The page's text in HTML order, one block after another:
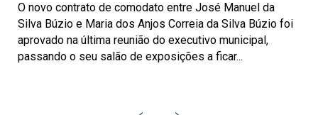
O novo contrato de comodato entre José Manuel da
Silva Búzio e Maria dos Anjos Correia da Silva Búzio foi
aprovado na última reunião do executivo municipal,
passando o seu salão de exposições a ficar...